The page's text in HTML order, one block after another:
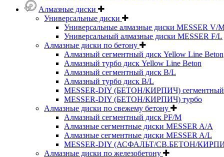
Алмазные диски
Универсальные диски
Универсальные алмазные диски MESSER V/
Универсальный алмазные диски MESSER F/L
Алмазные диски по бетону
Алмазный сегментный диск Yellow Line Beton
Алмазный турбо диск Yellow Line Beton
Алмазный сегментный диск B/L
Алмазный турбо диск B/L
MESSER-DIY (БЕТОН/КИРПИЧ) сегментный
MESSER-DIY (БЕТОН/КИРПИЧ) турбо
Алмазные диски по свежему бетону
Алмазный сегментный диск PF/M
Алмазные сегментные диски MESSER A/A
Алмазные сегментные диски MESSER A/L
MESSER-DIY (АСФАЛЬТ/СВ.БЕТОН/
Алмазные диски по железобетону